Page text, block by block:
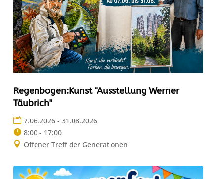
Regenbogen:Kunst "Ausstellung Werner
Täubrich"
7.06.2026 - 31.08.2026
8:00 - 17:00
Offener Treff der Generationen